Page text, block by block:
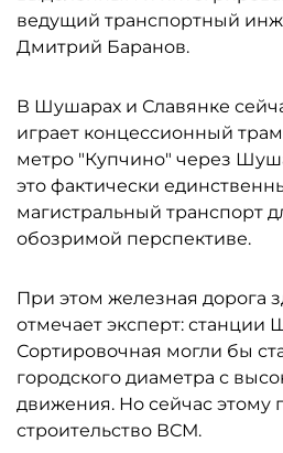
ведущий транспортный
Дмитрий Баранов.
В Шушарах и Славянке
играет концессионный
метро "Купчино" через
это фактически
магистральный транспорт
обозримой перспективе.
При этом железная дорога
отмечает эксперт:
Сортировочная могли бы
городского диаметра с
движения. Но сейчас этому
строительство ВСМ.